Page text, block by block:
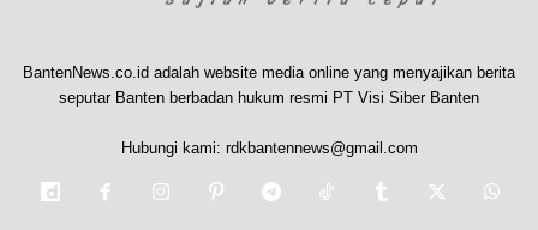
BantenNews.co.id adalah website media online yang menyajikan berita
seputar Banten berbadan hukum resmi PT Visi Siber Banten
Hubungi kami: rdkbantennews@gmail.com